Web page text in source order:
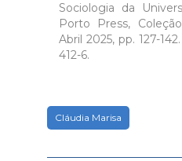
Sociologia da
Porto Press,
Abril 2025, pp. 127-
412-6.
Cláudia Marisa